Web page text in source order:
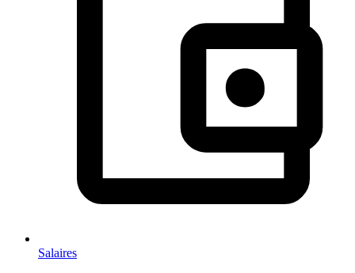
Salaires